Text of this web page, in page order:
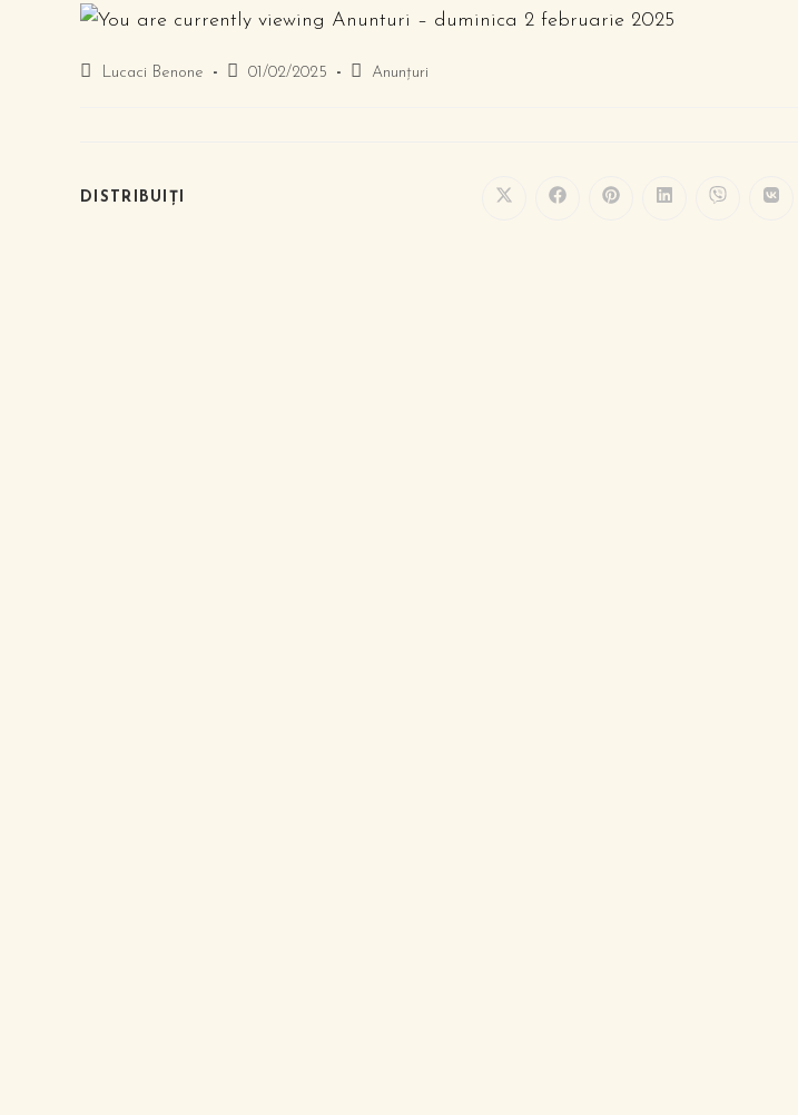
Lucaci Benone 01/02/2025 Anunțuri
DISTRIBUIȚI